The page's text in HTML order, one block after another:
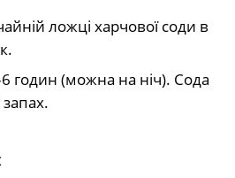
ложці харчової соди в
годин (можна на ніч). Сода